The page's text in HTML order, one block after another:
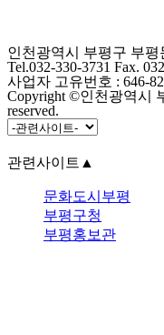
인천광역시 부평구 부
Tel.032-330-3731 Fax.
사업자 고유번호 : 646-
Copyright ©인천광역시
reserved.
관련사이트 ▲
문화도시부평
부평구청
부평홍보관